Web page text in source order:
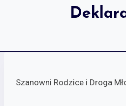
Szanowni Rodzice i Droga